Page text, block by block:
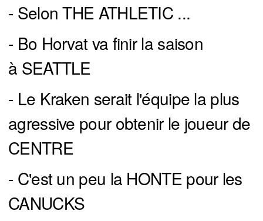
- Selon THE ATHLETIC ...
- Bo Horvat va finir la saison
à SEATTLE
- Le Kraken serait l'équipe la plus
agressive pour obtenir le joueur de
CENTRE
- C'est un peu la HONTE pour les
CANUCKS